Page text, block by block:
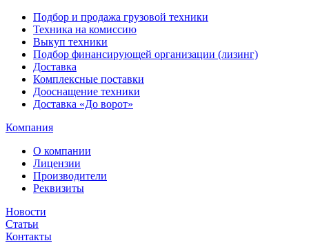
Подбор и продажа грузовой техники
Техника на комиссию
Выкуп техники
Подбор финансирующей организации (лизинг)
Доставка
Комплексные поставки
Дооснащение техники
Доставка «До ворот»
Компания
О компании
Лицензии
Производители
Реквизиты
Новости
Статьи
Контакты